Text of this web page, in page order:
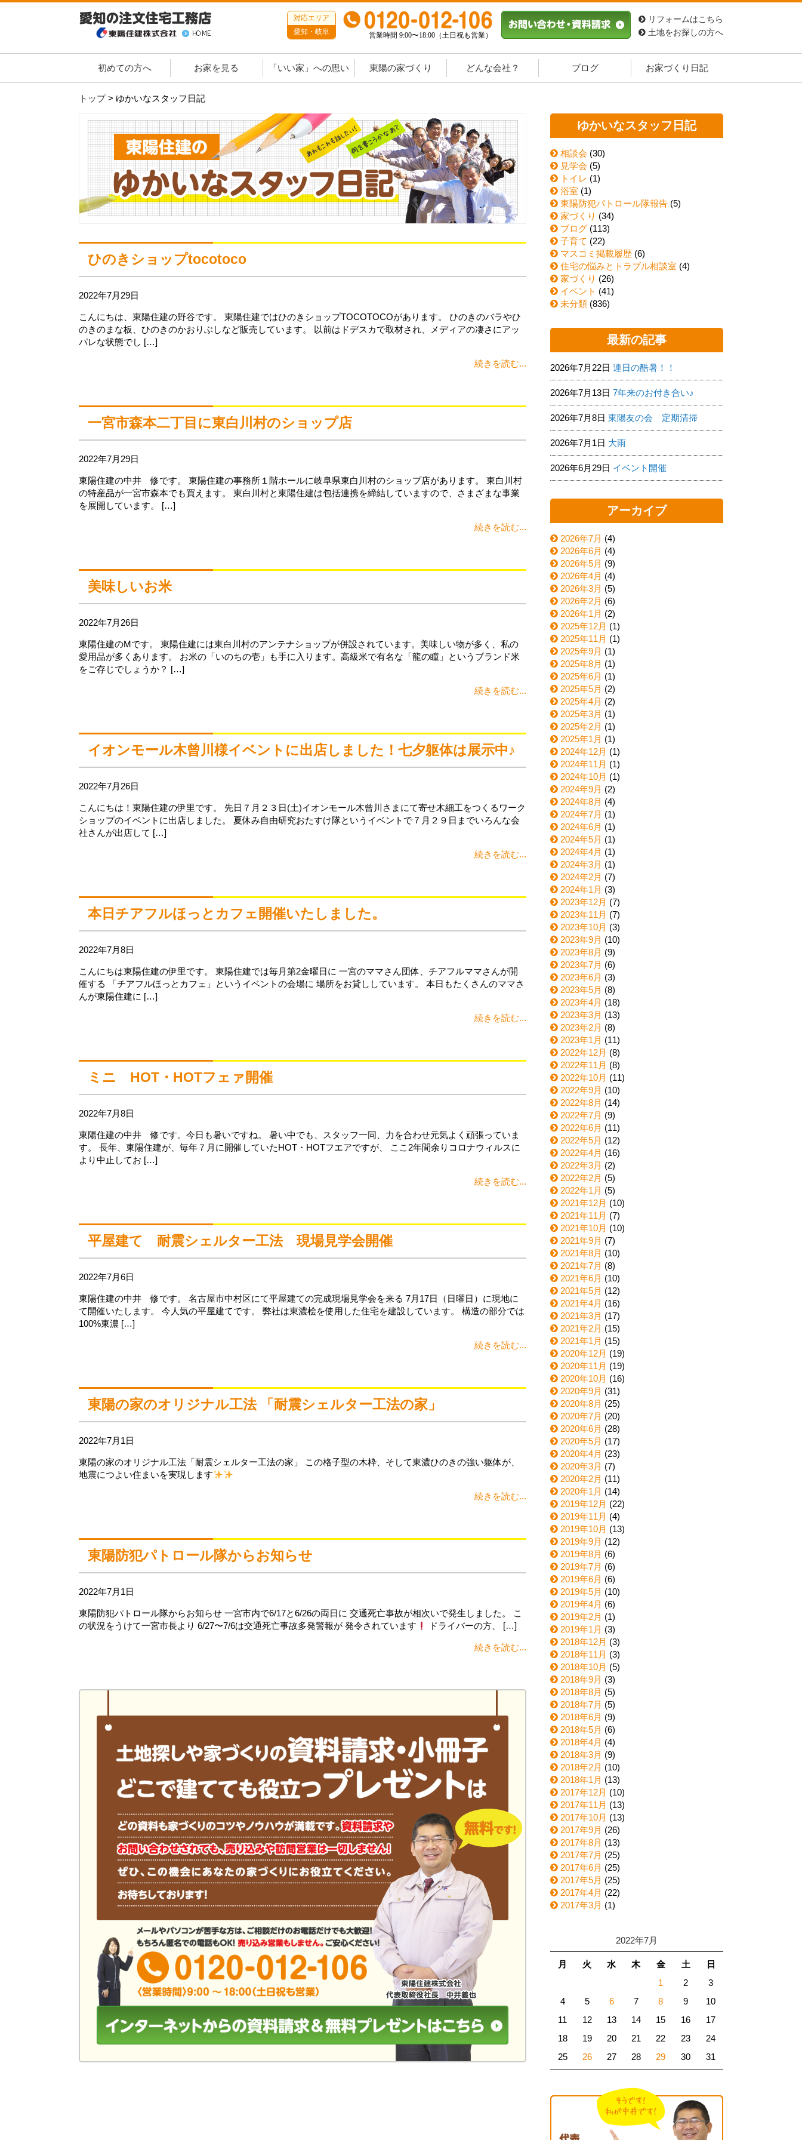
対応エリア
愛知・岐阜
営業時間 9:00〜18:00（土日祝も営業）
リフォームはこちら
土地をお探しの方へ
初めての方へ お家を見る 「いい家」への思い 東陽の家づくり どんな会社？ ブログ お家づくり日記
トップ> ゆかいなスタッフ日記
ひのきショップtocotoco
2022年7月29日
こんにちは、東陽住建の野谷です。 東陽住建ではひのきショップTOCOTOCOがあります。 ひのきのバラやひ
のきのまな板、ひのきのかおりぶしなど販売しています。 以前はドデスカで取材され、メディアの凄さにアッ
パレな状態でし […]
続きを読む...
一宮市森本二丁目に東白川村のショップ店
2022年7月29日
東陽住建の中井 修です。 東陽住建の事務所１階ホールに岐阜県東白川村のショップ店があります。 東白川村
の特産品が一宮市森本でも買えます。 東白川村と東陽住建は包括連携を締結していますので、さまざまな事業
を展開しています。 […]
続きを読む...
美味しいお米
2022年7月26日
東陽住建のMです。 東陽住建には東白川村のアンテナショップが併設されています。美味しい物が多く、私の
愛用品が多くあります。 お米の「いのちの壱」も手に入ります。高級米で有名な「龍の瞳」というブランド米
をご存じでしょうか？ […]
続きを読む...
イオンモール木曾川様イベントに出店しました！七夕躯体は展示中♪
2022年7月26日
こんにちは！東陽住建の伊里です。 先日７月２３日(土)イオンモール木曾川さまにて寄せ木細工をつくるワーク
ショップのイベントに出店しました。 夏休み自由研究おたすけ隊というイベントで７月２９日までいろんな会
社さんが出店して […]
続きを読む...
本日チアフルほっとカフェ開催いたしました。
2022年7月8日
こんにちは東陽住建の伊里です。 東陽住建では毎月第2金曜日に 一宮のママさん団体、チアフルママさんが開
催する 「チアフルほっとカフェ」というイベントの会場に 場所をお貸ししています。 本日もたくさんのママさ
んが東陽住建に […]
続きを読む...
ミニ HOT・HOTフェァ開催
2022年7月8日
東陽住建の中井 修です。今日も暑いですね。 暑い中でも、スタッフ一同、力を合わせ元気よく頑張っていま
す。 長年、東陽住建が、毎年７月に開催していたHOT・HOTフエアですが、 ここ2年間余りコロナウィルスに
より中止してお […]
続きを読む...
平屋建て 耐震シェルター工法 現場見学会開催
2022年7月6日
東陽住建の中井 修です。 名古屋市中村区にて平屋建ての完成現場見学会を来る 7月17日（日曜日）に現地に
て開催いたします。 今人気の平屋建てです。 弊社は東濃桧を使用した住宅を建設しています。 構造の部分では
100%東濃 […]
続きを読む...
東陽の家のオリジナル工法 「耐震シェルター工法の家」
2022年7月1日
東陽の家のオリジナル工法「耐震シェルター工法の家」 この格子型の木枠、そして東濃ひのきの強い躯体が、
地震につよい住まいを実現します
続きを読む...
東陽防犯パトロール隊からお知らせ
2022年7月1日
東陽防犯パトロール隊からお知らせ 一宮市内で6/17と6/26の両日に 交通死亡事故が相次いで発生しました。 こ
の状況をうけて一宮市長より 6/27〜7/6は交通死亡事故多発警報が 発令されています
ドライバーの方、 […]
続きを読む...
ゆかいなスタッフ日記
相談会 (30)
見学会 (5)
トイレ (1)
浴室 (1)
東陽防犯パトロール隊報告 (5)
家づくり (34)
ブログ (113)
子育て (22)
マスコミ掲載履歴 (6)
住宅の悩みとトラブル相談室 (4)
家づくり (26)
イベント (41)
未分類 (836)
最新の記事
2026年7月22日 連日の酷暑！！
2026年7月13日 7年来のお付き合い♪
2026年7月8日 東陽友の会 定期清掃
2026年7月1日 大雨
2026年6月29日 イベント開催
アーカイブ
2026年7月 (4)
2026年6月 (4)
2026年5月 (9)
2026年4月 (4)
2026年3月 (5)
2026年2月 (6)
2026年1月 (2)
2025年12月 (1)
2025年11月 (1)
2025年9月 (1)
2025年8月 (1)
2025年6月 (1)
2025年5月 (2)
2025年4月 (2)
2025年3月 (1)
2025年2月 (1)
2025年1月 (1)
2024年12月 (1)
2024年11月 (1)
2024年10月 (1)
2024年9月 (2)
2024年8月 (4)
2024年7月 (1)
2024年6月 (1)
2024年5月 (1)
2024年4月 (1)
2024年3月 (1)
2024年2月 (7)
2024年1月 (3)
2023年12月 (7)
2023年11月 (7)
2023年10月 (3)
2023年9月 (10)
2023年8月 (9)
2023年7月 (6)
2023年6月 (3)
2023年5月 (8)
2023年4月 (18)
2023年3月 (13)
2023年2月 (8)
2023年1月 (11)
2022年12月 (8)
2022年11月 (8)
2022年10月 (11)
2022年9月 (10)
2022年8月 (14)
2022年7月 (9)
2022年6月 (11)
2022年5月 (12)
2022年4月 (16)
2022年3月 (2)
2022年2月 (5)
2022年1月 (5)
2021年12月 (10)
2021年11月 (7)
2021年10月 (10)
2021年9月 (7)
2021年8月 (10)
2021年7月 (8)
2021年6月 (10)
2021年5月 (12)
2021年4月 (16)
2021年3月 (17)
2021年2月 (15)
2021年1月 (15)
2020年12月 (19)
2020年11月 (19)
2020年10月 (16)
2020年9月 (31)
2020年8月 (25)
2020年7月 (20)
2020年6月 (28)
2020年5月 (17)
2020年4月 (23)
2020年3月 (7)
2020年2月 (11)
2020年1月 (14)
2019年12月 (22)
2019年11月 (4)
2019年10月 (13)
2019年9月 (12)
2019年8月 (6)
2019年7月 (6)
2019年6月 (6)
2019年5月 (10)
2019年4月 (6)
2019年2月 (1)
2019年1月 (3)
2018年12月 (3)
2018年11月 (3)
2018年10月 (5)
2018年9月 (3)
2018年8月 (5)
2018年7月 (5)
2018年6月 (9)
2018年5月 (6)
2018年4月 (4)
2018年3月 (9)
2018年2月 (10)
2018年1月 (13)
2017年12月 (10)
2017年11月 (13)
2017年10月 (13)
2017年9月 (26)
2017年8月 (13)
2017年7月 (25)
2017年6月 (25)
2017年5月 (25)
2017年4月 (22)
2017年3月 (1)
2022年7月
月 火 水 木 金 土
日
1
2
3
4
5 6 7 8 9
10
11
12 13 14 15 16
17
18
19 20 21 22 23
24
25
26 27 28 29 30 31